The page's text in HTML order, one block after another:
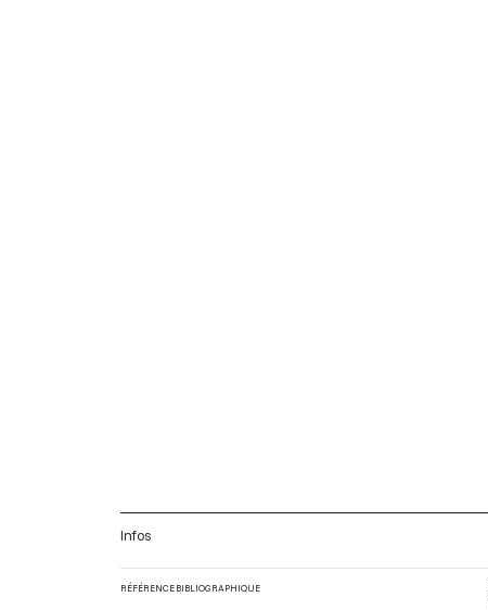
Infos
RÉFÉRENCE BIBLIOGRAPHIQUE